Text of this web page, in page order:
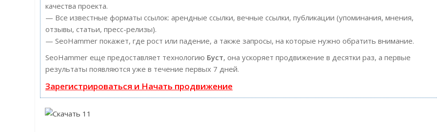
качества проекта.
— Все известные форматы ссылок: арендные ссылки, вечные ссылки, публикации (упоминания, мнения,
отзывы, статьи, пресс-релизы).
— SeoHammer покажет, где рост или падение, а также запросы, на которые нужно обратить внимание.
SeoHammer еще предоставляет технологию Буст, она ускоряет продвижение в десятки раз, а первые
результаты появляются уже в течение первых 7 дней.
Зарегистрироваться и Начать продвижение